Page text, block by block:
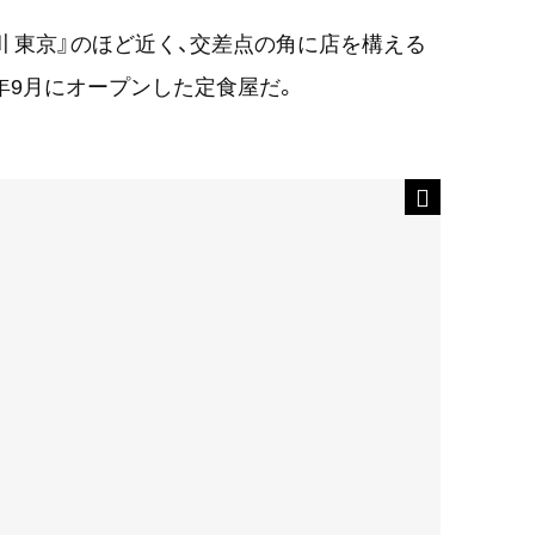
京』のほど近く、交差点の角に店を構える
9月にオープンした定食屋だ。